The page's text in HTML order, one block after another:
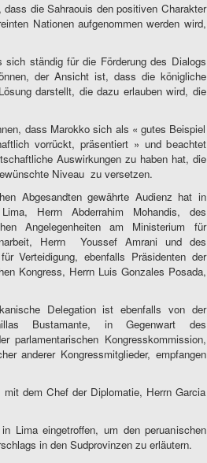
die Sahraouis den positiven Charakter
Nationen aufgenommen werden wird,
ständig für die Förderung des Dialogs
der Ansicht ist, dass die königliche
darstellt, die dazu erlauben wird, die
dass Marokko sich als « gutes Beispiel
vorrückt, präsentiert » und beachtet
Auswirkungen zu haben hat, die
Niveau zu versetzen.
Abgesandten gewährte Audienz hat in
Herrn Abderrahim Mohandis, des
Angelegenheiten am Ministerium für
Herrn
Youssef Amrani und des
Verteidigung, ebenfalls Präsidenten der
Kongress, Herrn Luis Gonzales Posada,
Delegation ist ebenfalls von der
Bustamante, in Gegenwart des
parlamentarischen Kongresskommission,
anderer Kongressmitglieder, empfangen
dem Chef der Diplomatie, Herrn Garcia
Lima eingetroffen, um den peruanischen
in den Sudprovinzen zu erläutern.